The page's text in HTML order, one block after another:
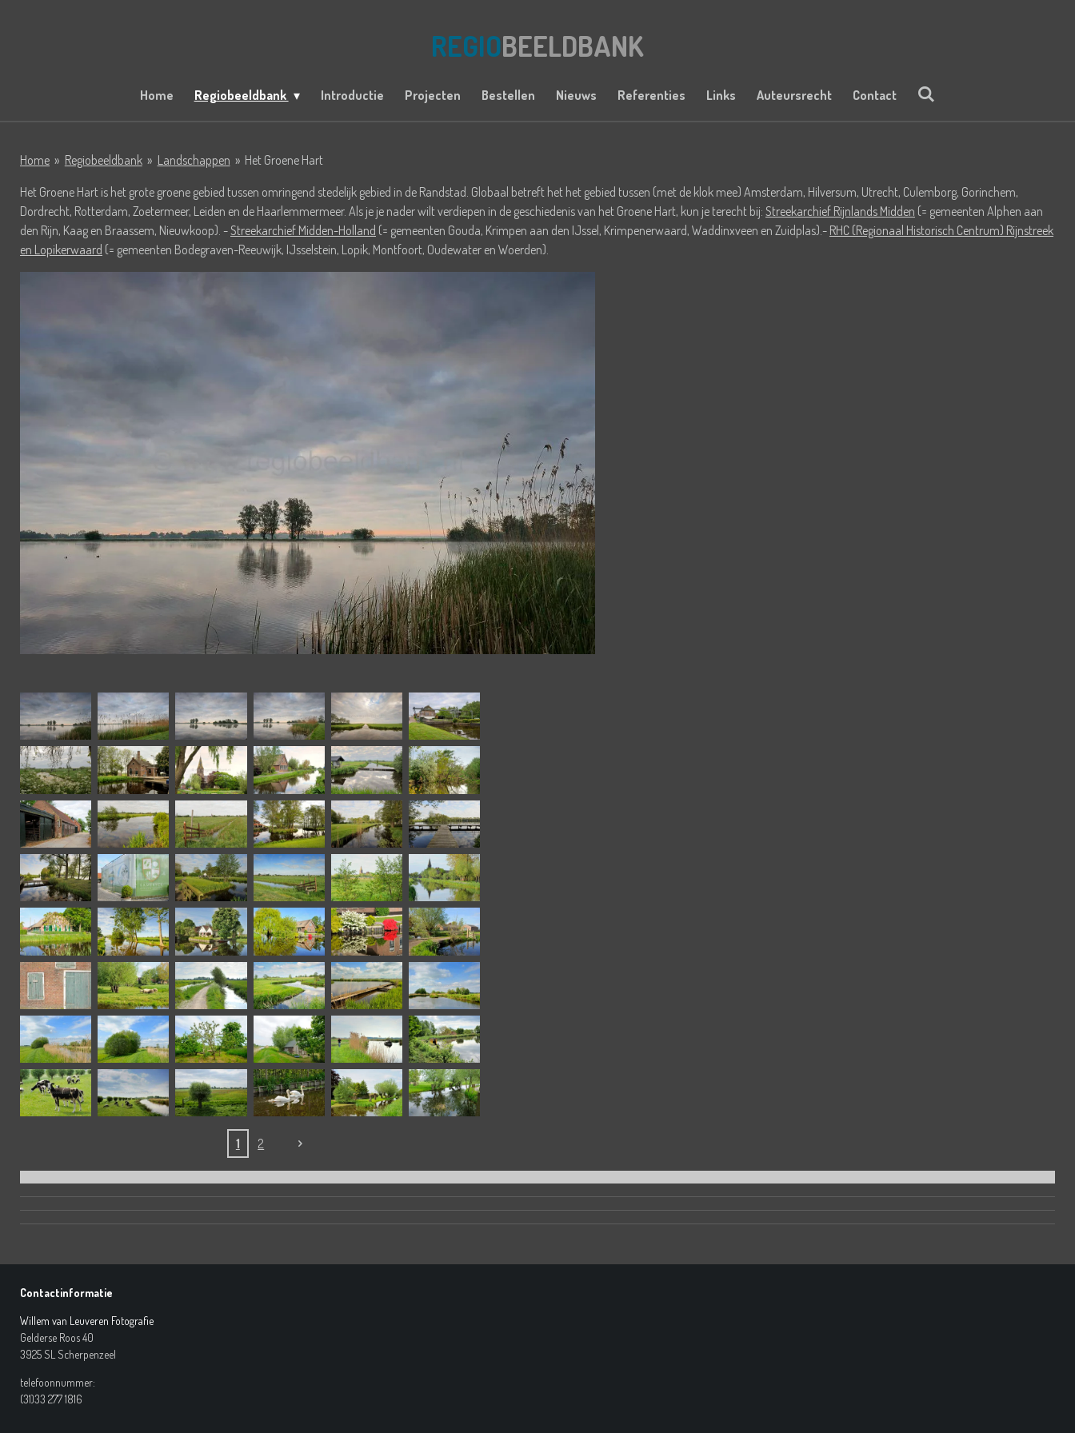
REGIOBEELDBANK
Home Regiobeeldbank Introductie Projecten Bestellen Nieuws Referenties Links Auteursrecht Contact
Home » Regiobeeldbank » Landschappen » Het Groene Hart
Het Groene Hart is het grote groene gebied tussen omringend stedelijk gebied in de Randstad. Globaal betreft het het gebied tussen (met de klok mee) Amsterdam, Hilversum, Utrecht, Culemborg, Gorinchem,
Dordrecht, Rotterdam, Zoetermeer, Leiden en de Haarlemmermeer. Als je je nader wilt verdiepen in de geschiedenis van het Groene Hart, kun je terecht bij: Streekarchief Rijnlands Midden (= gemeenten Alphen aan
den Rijn, Kaag en Braassem, Nieuwkoop). -Streekarchief Midden-Holland (= gemeenten Gouda, Krimpen aan den IJssel, Krimpenerwaard, Waddinxveen en Zuidplas).- RHC (Regionaal Historisch Centrum) Rijnstreek
en Lopikerwaard (= gemeenten Bodegraven-Reeuwijk, IJsselstein, Lopik, Montfoort, Oudewater en Woerden).
1 2
Contactinformatie
Willem van Leuveren Fotografie
Gelderse Roos 40
3925 SL Scherpenzeel
telefoonnummer:
(31)33 277 1816